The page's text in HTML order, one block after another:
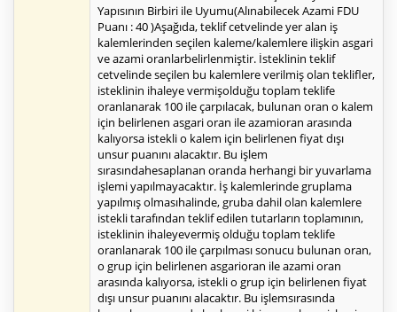
Yapısının Birbiri ile Uyumu(Alınabilecek Azami FDU
Puanı : 40 )Aşağıda, teklif cetvelinde yer alan iş
kalemlerinden seçilen kaleme/kalemlere ilişkin asgari
ve azami oranlarbelirlenmiştir. İsteklinin teklif
cetvelinde seçilen bu kalemlere verilmiş olan teklifler,
isteklinin ihaleye vermişolduğu toplam teklife
oranlanarak 100 ile çarpılacak, bulunan oran o kalem
için belirlenen asgari oran ile azamioran arasında
kalıyorsa istekli o kalem için belirlenen fiyat dışı
unsur puanını alacaktır. Bu işlem
sırasındahesaplanan oranda herhangi bir yuvarlama
işlemi yapılmayacaktır. İş kalemlerinde gruplama
yapılmış olmasıhalinde, gruba dahil olan kalemlere
istekli tarafından teklif edilen tutarların toplamının,
isteklinin ihaleyevermiş olduğu toplam teklife
oranlanarak 100 ile çarpılması sonucu bulunan oran,
o grup için belirlenen asgarioran ile azami oran
arasında kalıyorsa, istekli o grup için belirlenen fiyat
dışı unsur puanını alacaktır. Bu işlemsırasında